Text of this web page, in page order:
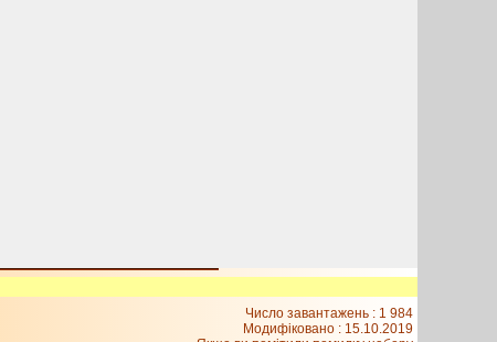
Число завантажень : 1 984
Модифіковано : 15.10.2019